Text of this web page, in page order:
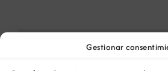
Gestionar
Comparta esta información